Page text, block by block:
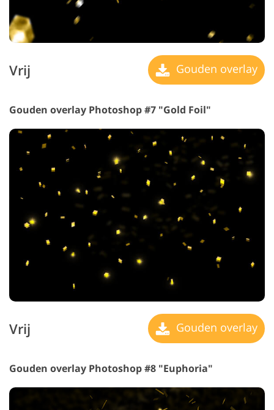
Vrij Gouden overlay
Gouden overlay Photoshop #7 "Gold Foil"
Vrij Gouden overlay
Gouden overlay Photoshop #8 "Euphoria"